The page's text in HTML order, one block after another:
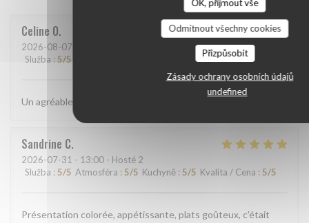
OK, přijmout vše
Odmítnout všechny cookies
Přizpůsobit
Zásady ochrany osobních údajů
undefined
Celine O
2026-08-07
Služba : 5/5 /5 Kvalita / Cena
Un agréable moment et un repas juste magnifique!
Sandrine C
2026-07-31 - 13:00 - Hosté 2
Služba : 5/5 Atmosféra : 5/5 Kuchyně : 5/5 Kvalita / Cena : 5/5
Présentation colorée, appétissante, plats goûteux, c'était